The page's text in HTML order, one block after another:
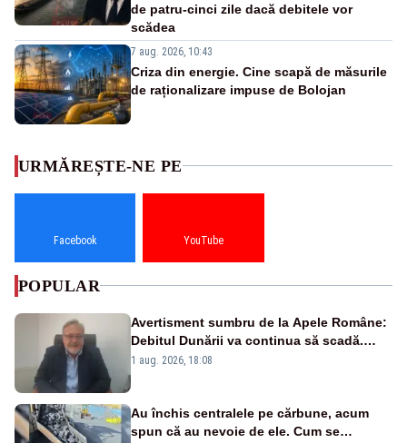
de patru-cinci zile dacă debitele vor
scădea
7 aug. 2026, 10:43
Criza din energie. Cine scapă de măsurile
de raționalizare impuse de Bolojan
URMĂREȘTE-NE PE
Facebook YouTube
POPULAR
Avertisment sumbru de la Apele Române:
Debitul Dunării va continua să scadă.
Cernavodă s-ar putea închide în 4 zile
1 aug. 2026, 18:08
Au închis centralele pe cărbune, acum
spun că au nevoie de ele. Cum se